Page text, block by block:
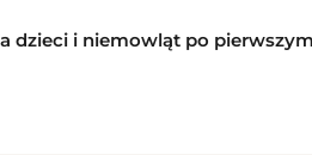
dzieci i niemowląt po